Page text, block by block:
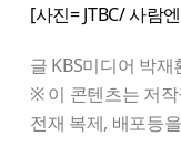
[사진= JTBC/ 사람
글 KBS미디어 박
※ 이 콘텐츠는 저
전재 복제, 배포등